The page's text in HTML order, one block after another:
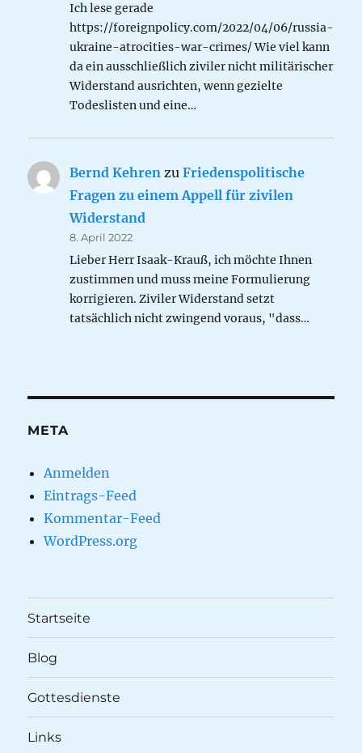
Ich lese gerade
https://foreignpolicy.com/2022/04/06/russia-
ukraine-atrocities-war-crimes/ Wie viel kann
da ein ausschließlich ziviler nicht militärischer
Widerstand ausrichten, wenn gezielte
Todeslisten und eine…
Bernd Kehren zuFriedenspolitische
Fragen zu einem Appell für zivilen
Widerstand
8. April 2022
Lieber Herr Isaak-Krauß, ich möchte Ihnen
zustimmen und muss meine Formulierung
korrigieren. Ziviler Widerstand setzt
tatsächlich nicht zwingend voraus, "dass…
META
Anmelden
Eintrags-Feed
Kommentar-Feed
WordPress.org
Startseite
Blog
Gottesdienste
Links